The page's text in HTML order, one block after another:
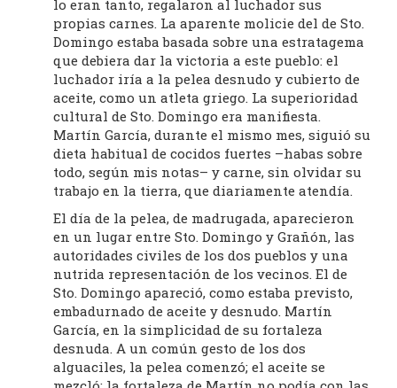
lo eran tanto, regalaron al luchador sus
propias carnes. La aparente molicie del de Sto.
Domingo estaba basada sobre una estratagema
que debiera dar la victoria a este pueblo: el
luchador iría a la pelea desnudo y cubierto de
aceite, como un atleta griego. La superioridad
cultural de Sto. Domingo era manifiesta.
Martín García, durante el mismo mes, siguió su
dieta habitual de cocidos fuertes –habas sobre
todo, según mis notas– y carne, sin olvidar su
trabajo en la tierra, que diariamente atendía.
El día de la pelea, de madrugada, aparecieron
en un lugar entre Sto. Domingo y Grañón, las
autoridades civiles de los dos pueblos y una
nutrida representación de los vecinos. El de
Sto. Domingo apareció, como estaba previsto,
embadurnado de aceite y desnudo. Martín
García, en la simplicidad de su fortaleza
desnuda. A un común gesto de los dos
alguaciles, la pelea comenzó; el aceite se